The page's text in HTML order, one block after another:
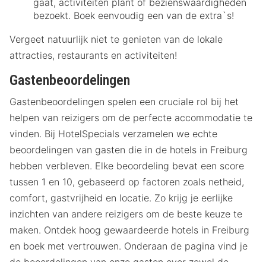
bezoekt. Boek eenvoudig een van de extra`s!
Vergeet natuurlijk niet te genieten van de lokale
attracties, restaurants en activiteiten!
Gastenbeoordelingen
Gastenbeoordelingen spelen een cruciale rol bij het
helpen van reizigers om de perfecte accommodatie te
vinden. Bij HotelSpecials verzamelen we echte
beoordelingen van gasten die in de hotels in Freiburg
hebben verbleven. Elke beoordeling bevat een score
tussen 1 en 10, gebaseerd op factoren zoals netheid,
comfort, gastvrijheid en locatie. Zo krijg je eerlijke
inzichten van andere reizigers om de beste keuze te
maken. Ontdek hoog gewaardeerde hotels in Freiburg
en boek met vertrouwen. Onderaan de pagina vind je